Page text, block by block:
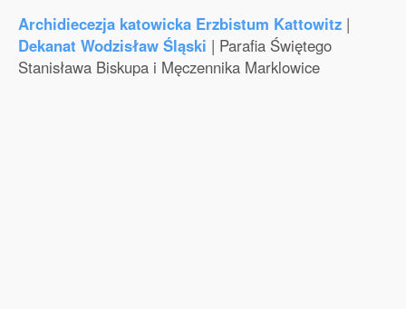
Archidiecezja katowicka Erzbistum Kattowitz |
Dekanat Wodzisław Śląski | Parafia Świętego
Stanisława Biskupa i Męczennika Marklowice